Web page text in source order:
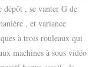
, se vanter G de
, et variance
à trois rouleaux qui
machines à sous vidéo